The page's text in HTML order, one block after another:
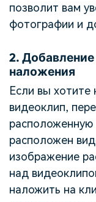
позволит вам
фотографии и
2. Добавление
наложения
Если вы
видеоклип,
расположен
изображение
над
наложить на